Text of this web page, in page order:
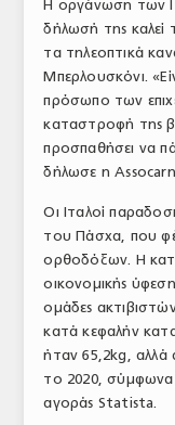
ΕΥΡΩΠΑΪΚΗ
ΤΟ ΠΕΡΙΟΔΙΚΟ
Profile
ΑΡΧΕΙΟ ΤΕΥΧΩΝ
ΣΥΝΕΔΡΙΟ ΚΡΕΑΤΟΣ
Η οργάνωση των
δήλωσή της καλεί
τα τηλεοπτικά
Μπερλουσκόνι.
πρόσωπο των
καταστροφή της
προσπαθήσει να
δήλωσε η
Οι Ιταλοί
του Πάσχα, που
ορθοδόξων. Η
οικονομικής
ομάδες
κατά κεφαλήν
ήταν 65,2kg, αλλά
το 2020, σύμφωνα
αγοράς Statista.